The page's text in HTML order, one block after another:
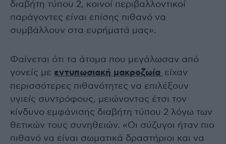
διαβήτη τύπου 2, κοινοί περιβαλλοντικοί
παράγοντες είναι επίσης πιθανό να
συμβάλλουν στα ευρήματά μας».
Φαίνεται ότι τα άτομα που μεγάλωσαν από
γονείς με εντυπωσιακή μακροζωίαείχαν
περισσότερες πιθανότητες να επιλέξουν
υγιείς συντρόφους, μειώνοντας έτσι τον
κίνδυνο εμφάνισης διαβήτη τύπου 2 λόγω των
θετικών τους συνηθειών. «Οι σύζυγοι ήταν πιο
πιθανό να είναι σωματικά δραστήριοι και να